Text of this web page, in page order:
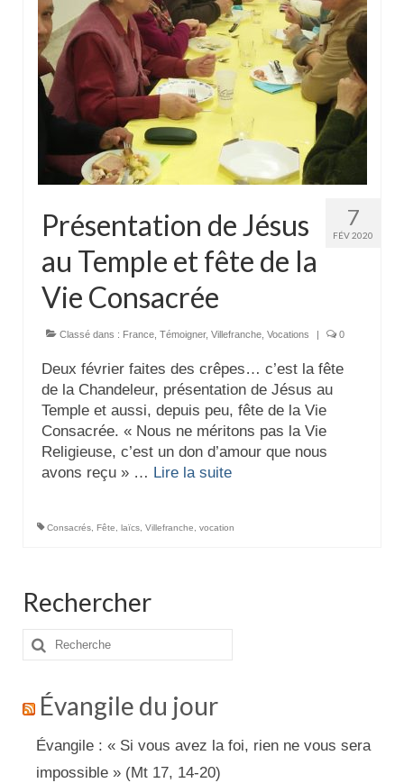
Actualités
Tutelle
7
FÉV 2020
Présentation de Jésus
au Temple et fête de la
Vie Consacrée
Classé dans : France Témoigner, Villefranche Vocations 0
Deux février faites des crêpes… c’est la fête
de la Chandeleur, présentation de Jésus au
Temple et aussi, depuis peu, fête de la Vie
Consacrée. « Nous ne méritons pas la Vie
Religieuse, c’est un don d’amour que nous
avons reçu » … Lire la suite­­
Consacrés, Fête, laïcs, Villefranche, vocation
Rechercher
Rechercher
:
Évangile du jour
Évangile : « Si vous avez la foi, rien ne vous sera
impossible » (Mt 17, 14-20)